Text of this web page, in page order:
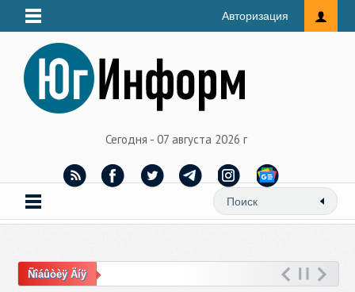
Авторизация
Сегодня - 07 августа 2026 г
Ñîáûòèÿ Äíÿ